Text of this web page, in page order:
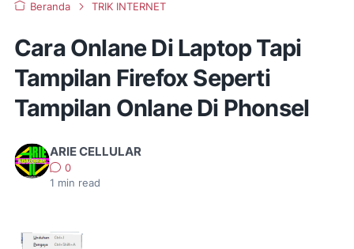
Beranda TRIK INTERNET
Cara Onlane Di Laptop Tapi
Tampilan Firefox Seperti
Tampilan Onlane Di Phonsel
ARIE CELLULAR
0
1 min read